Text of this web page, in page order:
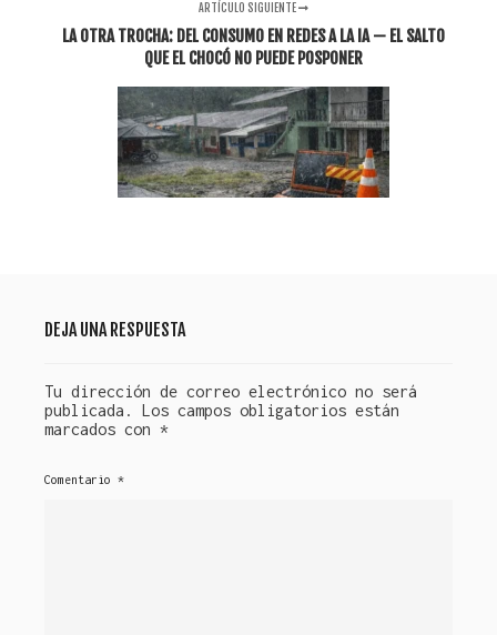
ARTÍCULO SIGUIENTE
LA OTRA TROCHA: DEL CONSUMO EN REDES A LA IA — EL SALTO
QUE EL CHOCÓ NO PUEDE POSPONER
DEJA UNA RESPUESTA
Tu dirección de correo electrónico no será
publicada.
Los campos obligatorios están
marcados con *
Comentario *